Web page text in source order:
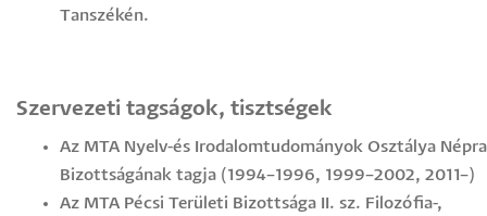
Tanszékén.
Szervezeti tagságok, tisztségek
Az MTA Nyelv-és Irodalomtudományok Osztálya
Bizottságának tagja (1994–1996, 1999–2002, 2011–)
Az MTA Pécsi Területi Bizottsága II. sz. Filozófia-,